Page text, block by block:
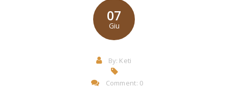
07
Giu
By: Keti
Comment: 0